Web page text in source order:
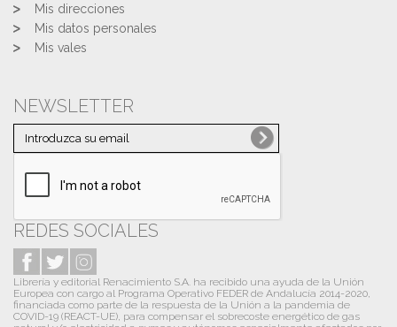
Mis direcciones
Mis datos personales
Mis vales
NEWSLETTER
REDES SOCIALES
Librería y editorial Renacimiento S.A. ha recibido una ayuda de la Unión
Europea con cargo al Programa Operativo FEDER de Andalucía 2014-2020,
financiada como parte de la respuesta de la Unión a la pandemia de
COVID-19 (REACT-UE), para compensar el sobrecoste energético de gas